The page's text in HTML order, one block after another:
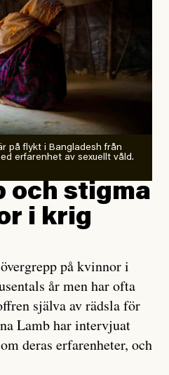
på flykt i Bangladesh från
erfarenhet av sexuellt våld.
och stigma
i krig
på kvinnor i
år men har ofta
själva av rädsla för
Lamb har intervjuat
deras erfarenheter, och